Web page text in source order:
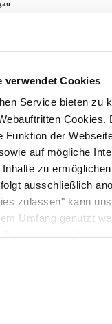
verwendet Cookies
Service bieten zu
Cookies.
Funktion der
auf mögliche
zu
ausschließlich
zulassen" kann
Umfang genutzt
Datenschutzerklärung.
page
231-20